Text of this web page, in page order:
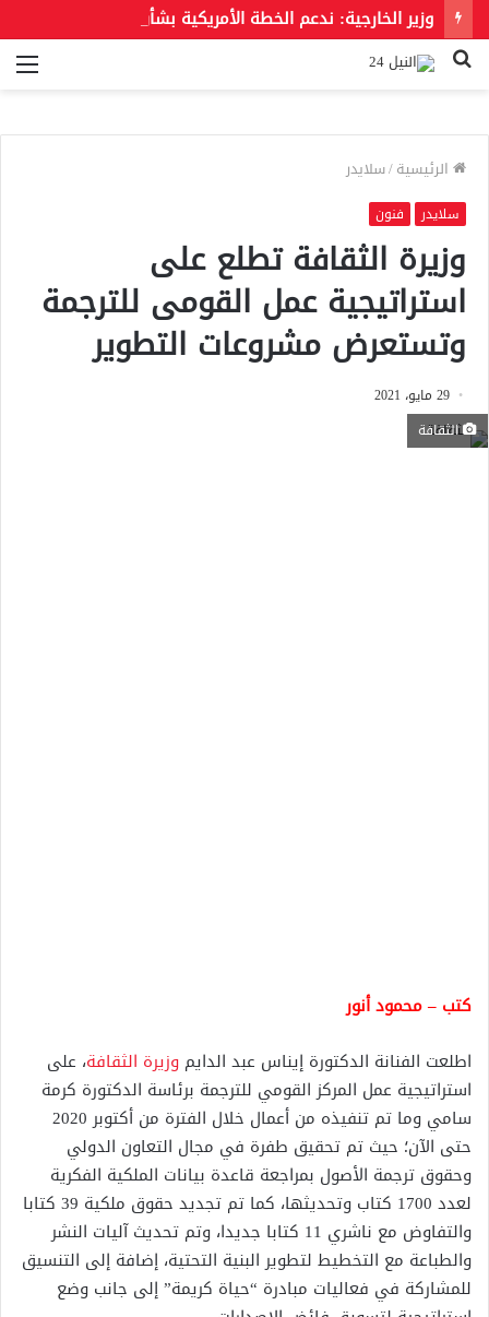
بحث
الرئيسية/سلايدر
سلايدر فنون
وزيرة الثقافة تطلع على
استراتيجية عمل القومى للترجمة
وتستعرض مشروعات التطوير
29 مايو، 2021
الثقافة
كتب – محمود أنور
اطلعت الفنانة الدكتورة إيناس عبد الدايم وزيرة الثقافة، على
استراتيجية عمل المركز القومي للترجمة برئاسة الدكتورة كرمة
سامي وما تم تنفيذه من أعمال خلال الفترة من أكتوبر 2020
حتى الآن؛ حيث تم تحقيق طفرة في مجال التعاون الدولي
وحقوق ترجمة الأصول بمراجعة قاعدة بيانات الملكية الفكرية
لعدد 1700 كتاب وتحديثها، كما تم تجديد حقوق ملكية 39 كتابا
والتفاوض مع ناشري 11 كتابا جديدا، وتم تحديث آليات النشر
والطباعة مع التخطيط لتطوير البنية التحتية، إضافة إلى التنسيق
للمشاركة في فعاليات مبادرة “حياة كريمة” إلى جانب وضع